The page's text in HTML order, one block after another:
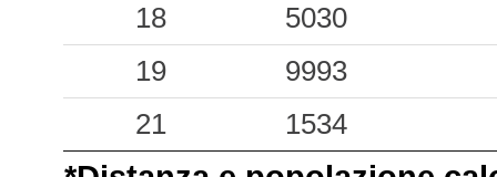
0.05
CDCT
0.05
FGV
0.04
CTS
18
5030
19
9993
21
1534